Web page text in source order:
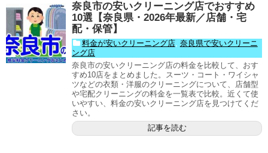
奈良市の安いクリーニング店でおすすめ
10選【奈良県・2026年最新／店舗・宅
配・保管】
料金が安いクリーニング店, 奈良県で安いクリーニ
ング店
奈良市の安いクリーニング店の料金を比較して、おす
すめ10店をまとめました。スーツ・コート・ワイシャ
ツなどの衣類・洋服のクリーニングについて、店舗型
や宅配クリーニングの料金を一覧表で比較。近くて使
いやすい、料金の安いクリーニング店を見つけてくだ
さい。
記事を読む